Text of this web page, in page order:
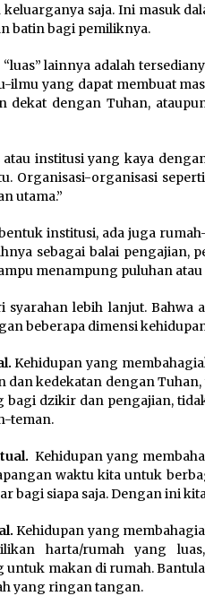
saja. Ini masuk
batin bagi pemiliknya.
lainnya adalah
ilmu yang dapat membuat
dekat dengan Tuhan,
atau institusi yang kaya
Organisasi-organisasi
utama.”
institusi, ada juga
sebagai balai pengajian,
menampung puluhan
syarahan lebih lanjut.
beberapa dimensi
Kehidupan yang
dan kedekatan dengan
bagi dzikir dan pengajian,
teman.
Kehidupan yang
waktu kita untuk
bagi siapa saja. Dengan ini
Kehidupan yang
harta/rumah yang
makan di rumah.
yang ringan tangan.